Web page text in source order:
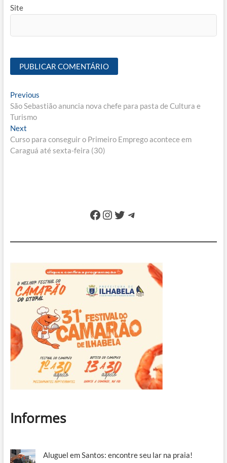
Site
Navegação
de
Post
PreviousPrevious
post:
São Sebastião anuncia nova chefe para pasta de Cultura e
Turismo
NextNext
post:
Curso para conseguir o Primeiro Emprego acontece em
Caraguá até sexta-feira (30)
Facebook
Instagram
Twitter
Telegram
Informes
Aluguel em Santos: encontre seu lar na praia!